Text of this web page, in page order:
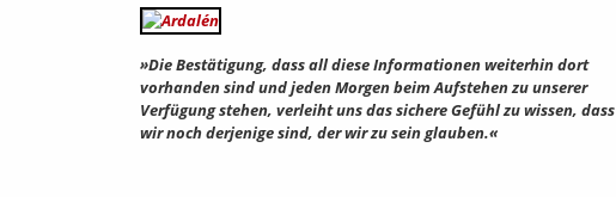
»Die Bestätigung, dass all diese Informationen weiterhin dort
vorhanden sind und jeden Morgen beim Aufstehen zu unserer
Verfügung stehen, verleiht uns das sichere Gefühl zu wissen, dass
wir noch derjenige sind, der wir zu sein glauben.«